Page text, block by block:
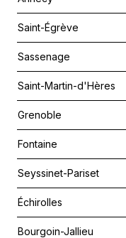
Saint-Égrève
Sassenage
Saint-Martin-d'Hères
Grenoble
Fontaine
Seyssinet-Pariset
Échirolles
Bourgoin-Jallieu